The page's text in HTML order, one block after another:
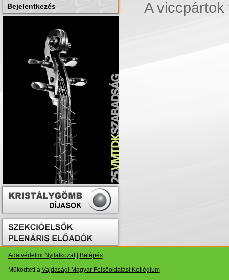
Bejelentkezés A viccpártok
Adatvédelmi Nyilatkozat|
Belépés
Működteti a Vajdasági Magyar Felsőoktatási Kollégium